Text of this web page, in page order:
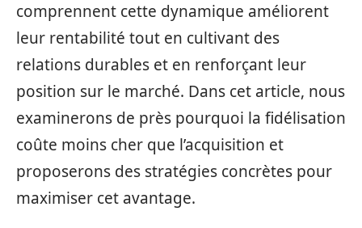
comprennent cette dynamique améliorent
leur rentabilité tout en cultivant des
relations durables et en renforçant leur
position sur le marché. Dans cet article, nous
examinerons de près pourquoi la fidélisation
coûte moins cher que l’acquisition et
proposerons des stratégies concrètes pour
maximiser cet avantage.